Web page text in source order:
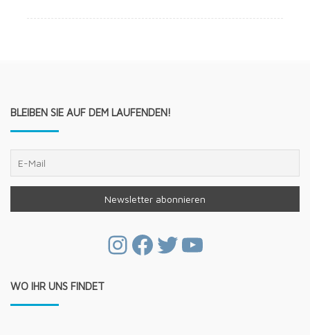
BLEIBEN SIE AUF DEM LAUFENDEN!
Instagram
Facebook
Twitter
YouTube
WO IHR UNS FINDET